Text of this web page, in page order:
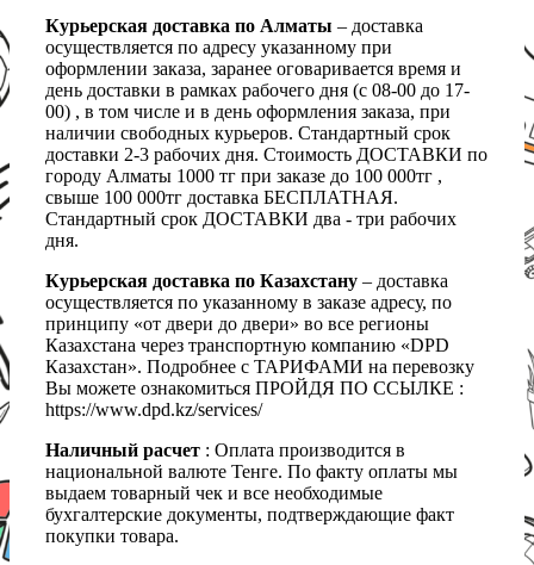
Курьерская доставка по Алматы – доставка
осуществляется по адресу указанному при
оформлении заказа, заранее оговаривается время и
день доставки в рамках рабочего дня (с 08-00 до 17-
00) , в том числе и в день оформления заказа, при
наличии свободных курьеров. Стандартный срок
доставки 2-3 рабочих дня. Стоимость ДОСТАВКИ по
городу Алматы 1000 тг при заказе до 100 000тг ,
свыше 100 000тг доставка БЕСПЛАТНАЯ.
Стандартный срок ДОСТАВКИ два - три рабочих
дня.
Курьерская доставка по Казахстану – доставка
осуществляется по указанному в заказе адресу, по
принципу «от двери до двери» во все регионы
Казахстана через транспортную компанию «DPD
Казахстан». Подробнее с ТАРИФАМИ на перевозку
Вы можете ознакомиться ПРОЙДЯ ПО ССЫЛКЕ :
https://www.dpd.kz/services/
Наличный расчет : Оплата производится в
национальной валюте Тенге. По факту оплаты мы
выдаем товарный чек и все необходимые
бухгалтерские документы, подтверждающие факт
покупки товара.